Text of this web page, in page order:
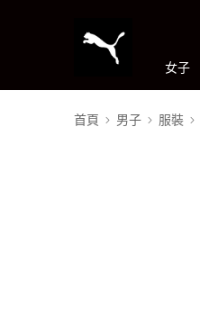
女子
首頁 男子 服裝